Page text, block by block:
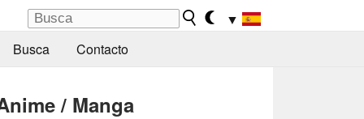
▼
Busca
Contacto
/ Manga